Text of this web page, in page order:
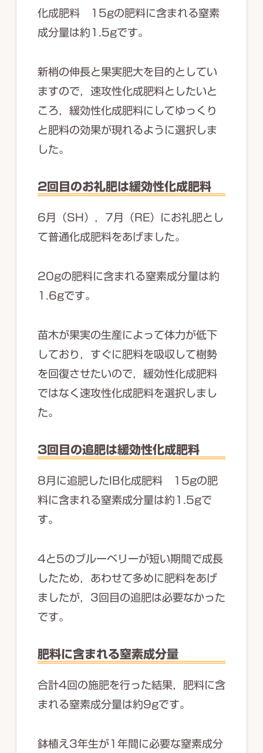
化成肥料 15gの肥料に含まれる窒素
成分量は約1.5gです。
新梢の伸長と果実肥大を目的としてい
ますので，速攻性化成肥料としたいと
ころ，緩効性化成肥料にしてゆっくり
と肥料の効果が現れるように選択しま
した。
2回目のお礼肥は緩効性化成肥料
6月（SH），7月（RE）にお礼肥とし
て普通化成肥料をあげました。
20gの肥料に含まれる窒素成分量は約
1.6gです。
苗木が果実の生産によって体力が低下
しており，すぐに肥料を吸収して樹勢
を回復させたいので，緩効性化成肥料
ではなく速攻性化成肥料を選択しまし
た。
3回目の追肥は緩効性化成肥料
8月に追肥したIB化成肥料 15gの肥
料に含まれる窒素成分量は約1.5gで
す。
4と5のブルーベリーが短い期間で成長
したため，あわせて多めに肥料をあげ
ましたが，3回目の追肥は必要なかった
です。
肥料に含まれる窒素成分量
合計4回の施肥を行った結果，肥料に含
まれる窒素成分量は約9gです。
鉢植え3年生が1年間に必要な窒素成分